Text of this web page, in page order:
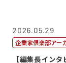
2026.05.29
企業家倶楽部アー
【編集長イン